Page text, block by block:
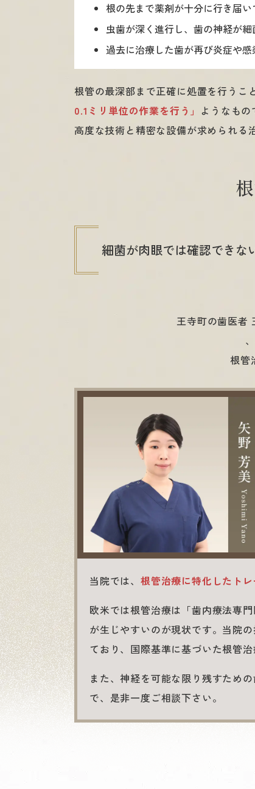
根の先まで薬剤が十分に行き届い
虫歯が深く進行し、歯の神経が
過去に治療した歯が再び炎症や
根管の最深部まで正確に処置を行うこ
0.1ミリ単位の作業を行う」 ようなもの
高度な技術と精密な設備が求められる
細菌が肉眼では確認できな
王寺町の歯医者
根管
当院では、 根管治療に特化したト
欧米では根管治療は「歯内療法専
が生じやすいのが現状です。当院
ており、国際基準に基づいた根管治
また、神経を可能な限り残すため
で、是非一度ご相談下さい。